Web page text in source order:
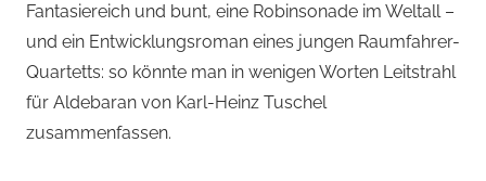
Fantasiereich und bunt, eine Robinsonade im Weltall –
und ein Entwicklungsroman eines jungen Raumfahrer-
Quartetts: so könnte man in wenigen Worten Leitstrahl
für Aldebaran von Karl-Heinz Tuschel
zusammenfassen.